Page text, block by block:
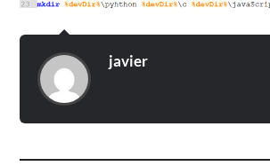
javier